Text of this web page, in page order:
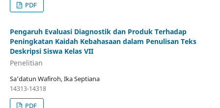
PDF
Pengaruh Evaluasi Diagnostik dan Produk Terhadap
Peningkatan Kaidah Kebahasaan dalam Penulisan Teks
Deskripsi Siswa Kelas VII
Penelitian
Sa’datun Wafiroh, Ika Septiana
14313-14318
PDF